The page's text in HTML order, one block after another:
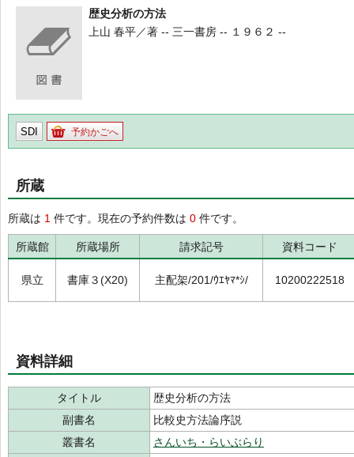
歴史分析の方法
上山 春平／著 -- 三一書房 -- １９６２ --
SDI 予約かごへ
所蔵
所蔵は 1 件です。現在の予約件数は 0 件です。
所蔵館 所蔵場所 請求記号 資料コード
県立 書庫３(X20) 主配架/201/ｳｴﾔﾏ*ｼ/ 10200222518
資料詳細
タイトル
歴史分析の方法
副書名
比較史方法論序説
叢書名
さんいち・らいぶらり